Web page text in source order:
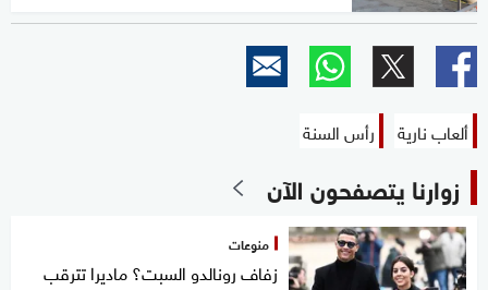
ألعاب نارية رأس السنة
زوارنا يتصفحون الآن
منوعات
زفاف رونالدو السبت؟ ماديرا تترقب